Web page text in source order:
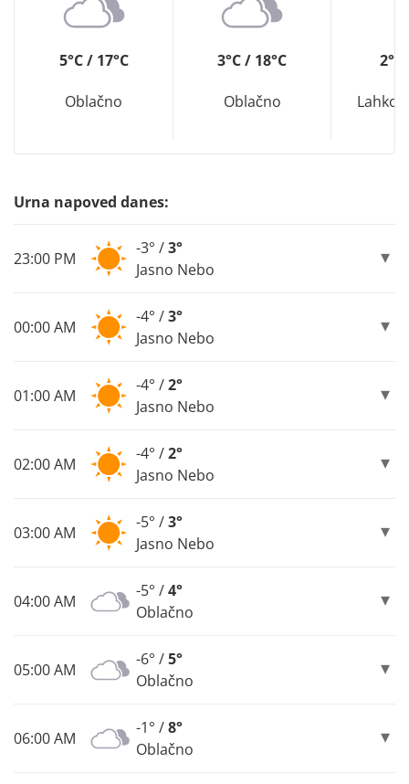
5°C / 17°C
Oblačno
3°C / 18°C
Oblačno
2°C
Lahko
Urna napoved danes:
23:00 PM
-3° /3°
Jasno Nebo
00:00 AM
-4° /3°
Jasno Nebo
01:00 AM
-4° /2°
Jasno Nebo
02:00 AM
-4° /2°
Jasno Nebo
03:00 AM
-5° /3°
Jasno Nebo
04:00 AM
-5° /4°
Oblačno
05:00 AM
-6° /5°
Oblačno
06:00 AM
-1° /8°
Oblačno